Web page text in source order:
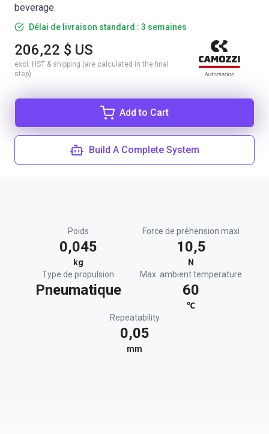
beverage.
Délai de livraison standard : 3 semaines
206,22 $ US
excl. HST & shipping (are calculated in the final
step)
Add to Cart
Build A Complete System
Poids
0,045
kg
Force de préhension maxi
10,5
N
Type de propulsion
Pneumatique
Max. ambient temperature
60
℃
Repeatability
0,05
mm